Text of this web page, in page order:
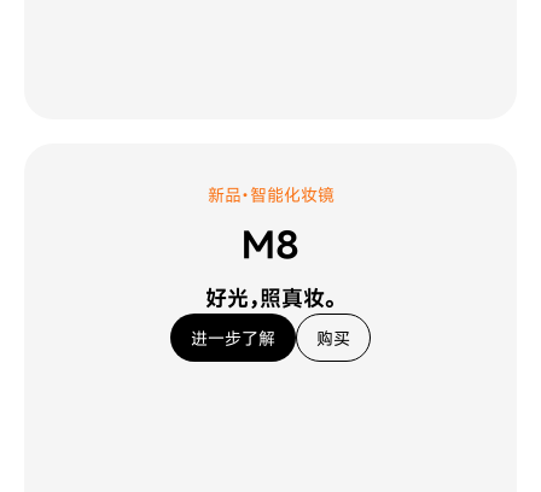
新品·智能化妆镜
M8
好光，照真妆。
进一步了解 购买